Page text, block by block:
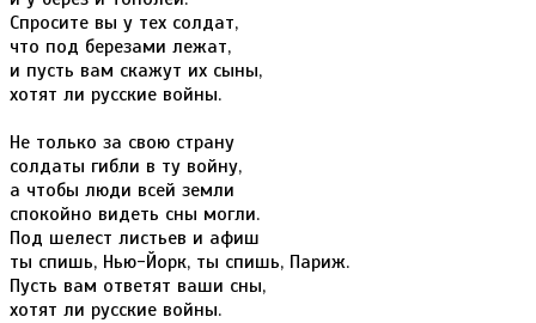
Спросите вы у тех солдат,
что под березами лежат,
и пусть вам скажут их сыны,
хотят ли русские войны.
Не только за свою страну
солдаты гибли в ту войну,
а чтобы люди всей земли
спокойно видеть сны могли.
Под шелест листьев и афиш
ты спишь, Нью-Йорк, ты спишь, Париж.
Пусть вам ответят ваши сны,
хотят ли русские войны.